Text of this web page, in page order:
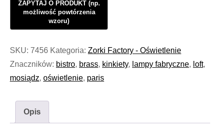
Industrialny
BRASS
Move
Paris
#993
SKU: 7456 Kategoria: Zorki Factory - Oświetlenie
Znaczników: bistro, brass, kinkiety, lampy fabryczne, loft,
mosiądz, oświetlenie, paris
Opis